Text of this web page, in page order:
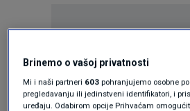
Oglas
Brinemo o vašoj privatnosti
Mi i naši partneri 603 pohranjujemo osobne
pregledavanju ili jedinstveni identifikatori, i
uređaju. Odabirom opcije Prihvaćam